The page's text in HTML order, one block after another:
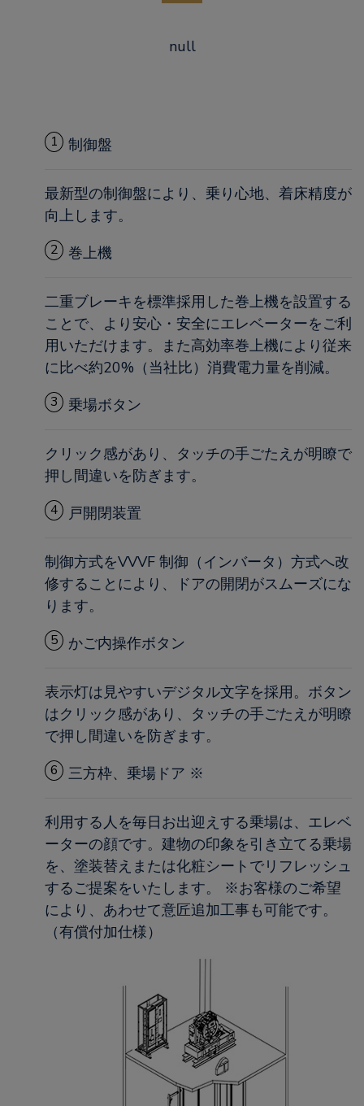
null
1 制御盤
最新型の制御盤により、乗り心地、着床精度が
向上します。
2 巻上機
二重ブレーキを標準採用した巻上機を設置する
ことで、より安心・安全にエレベーターをご利
用いただけます。また高効率巻上機により従来
に比べ約20%（当社比）消費電力量を削減。
3 乗場ボタン
クリック感があり、タッチの手ごたえが明瞭で
押し間違いを防ぎます。
4 戸開閉装置
制御方式をVVVF 制御（インバータ）方式へ改
修することにより、ドアの開閉がスムーズにな
ります。
5 かご内操作ボタン
表示灯は見やすいデジタル文字を採用。ボタン
はクリック感があり、タッチの手ごたえが明瞭
で押し間違いを防ぎます。
6 三方枠、乗場ドア ※
利用する人を毎日お出迎えする乗場は、エレベ
ーターの顔です。建物の印象を引き立てる乗場
を、塗装替えまたは化粧シートでリフレッシュ
するご提案をいたします。 ※お客様のご希望
により、あわせて意匠追加工事も可能です。
（有償付加仕様）